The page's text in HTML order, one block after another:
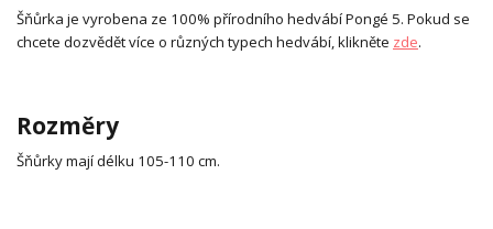
Šňůrka je vyrobena ze 100% přírodního hedvábí Pongé 5. Pokud se
chcete dozvědět více o různých typech hedvábí, klikněte zde.
Rozměry
Šňůrky mají délku 105-110 cm.